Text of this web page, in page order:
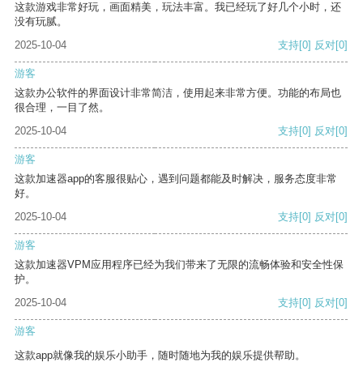
这款游戏非常好玩，画面精美，玩法丰富。我已经玩了好几个小时，还
没有玩腻。
2025-10-04
支持[0] 反对[0]
游客
这款办公软件的界面设计非常简洁，使用起来非常方便。功能的布局也
很合理，一目了然。
2025-10-04
支持[0] 反对[0]
游客
这款加速器app的客服很贴心，遇到问题都能及时解决，服务态度非常
好。
2025-10-04
支持[0] 反对[0]
游客
这款加速器VPM应用程序已经为我们带来了无限的流畅体验和安全性保
护。
2025-10-04
支持[0] 反对[0]
游客
这款app就像我的娱乐小助手，随时随地为我的娱乐提供帮助。